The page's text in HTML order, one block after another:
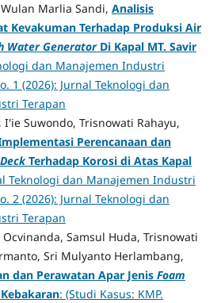
Marlia Sandi, Analisis
Kevakuman Terhadap Produksi Air
Water GeneratorDi Kapal MT. Savir
dan Manajemen Industri
1 (2026): Jurnal Teknologi dan
Terapan
Suwondo, Trisnowati Rahayu,
Perencanaan dan
Terhadap Korosi di Atas Kapal
Teknologi dan Manajemen Industri
2 (2026): Jurnal Teknologi dan
Terapan
Samsul Huda, Trisnowati
Sri Mulyanto Herlambang,
dan Perawatan Apar Jenis Foam
: (Studi Kasus: KMP.